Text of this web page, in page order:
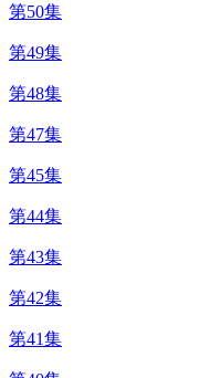
第50集
第49集
第48集
第47集
第45集
第44集
第43集
第42集
第41集